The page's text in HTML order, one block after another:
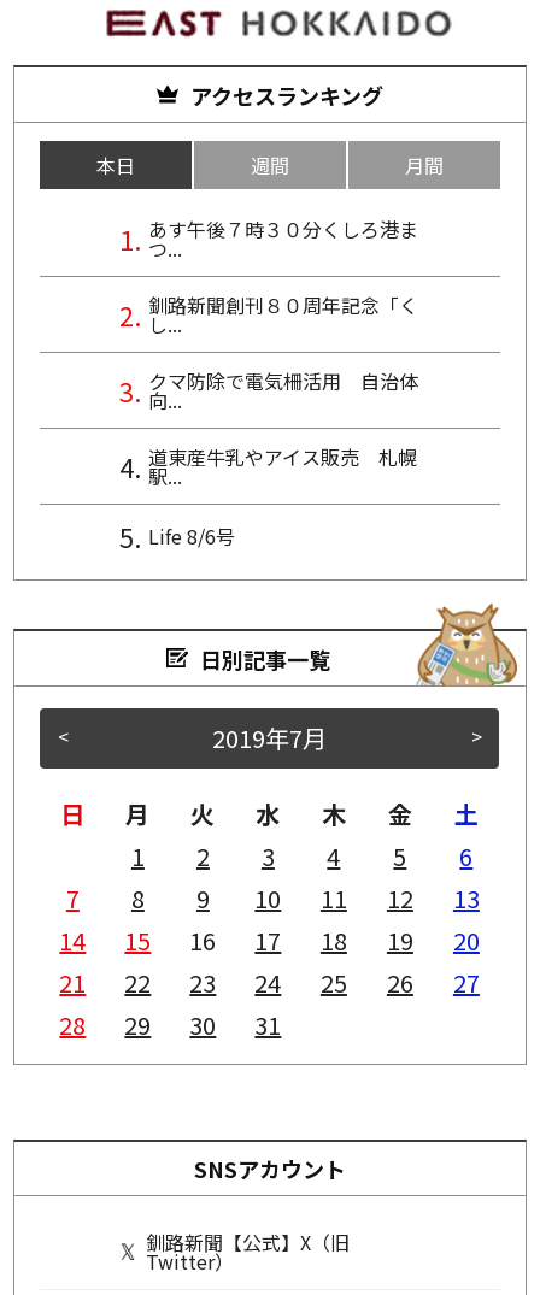
アクセスランキング
本日 週間 月間
あす午後７時３０分くしろ港ま
つ...
釧路新聞創刊８０周年記念「く
し...
クマ防除で電気柵活用 自治体
向...
道東産牛乳やアイス販売 札幌
駅...
Life 8/6号
日別記事一覧
< >
2019年7月
日 月 火 水 木 金
土
1
2 3 4 5
6
7
8 9 10 11 12
13
14
15 16 17 18 19
20
21
22 23 24 25 26
27
28
29 30 31
SNSアカウント
釧路新聞【公式】X（旧
Twitter）